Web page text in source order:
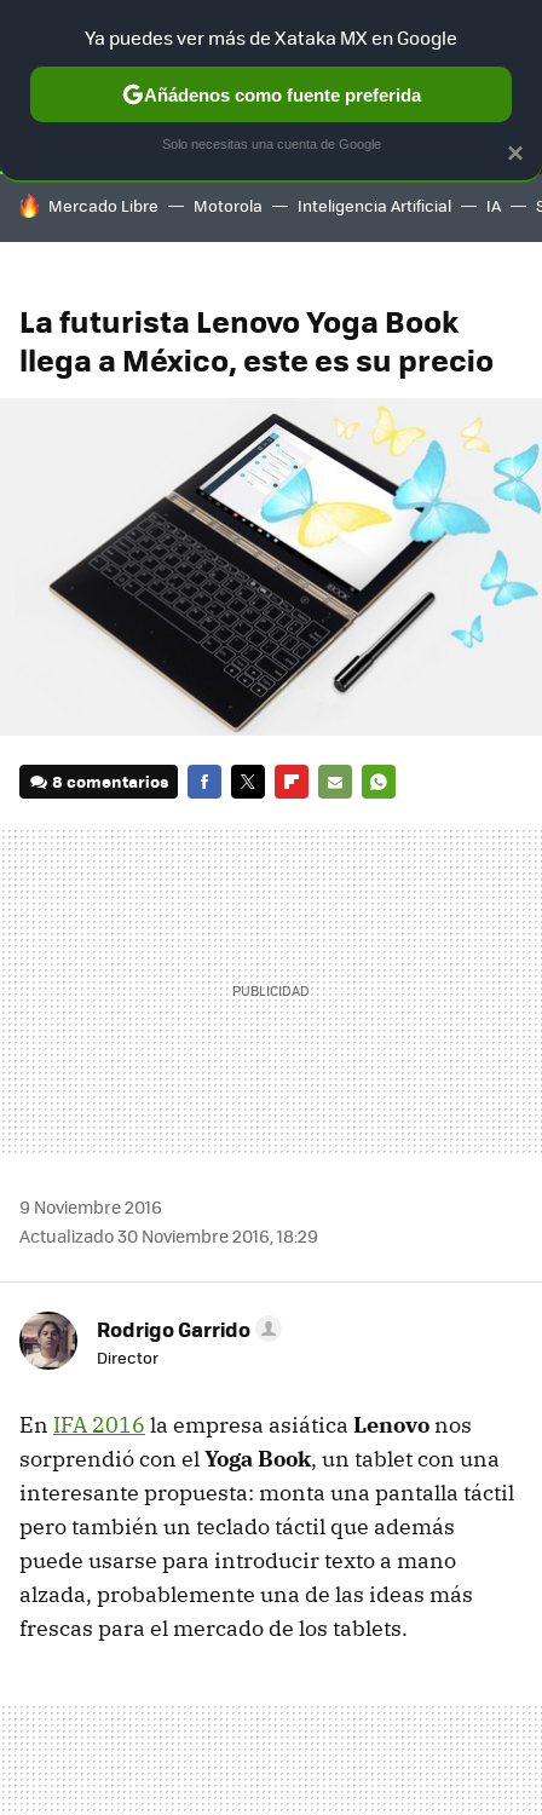
SELECCIÓN GAMING HOME AUTO TERRITORIO
HOY SE HABLA DE
Mercado Libre Motorola Inteligencia Artificial IA
La futurista Lenovo Yoga Book
llega a México, este es su precio
8 comentarios
MAIL
9 Noviembre 2016
Actualizado 30 Noviembre 2016, 18:29
Rodrigo Garrido
Director
En IFA 2016 la empresa asiática Lenovo nos
sorprendió con elYoga Book, un tablet con una
interesante propuesta: monta una pantalla táctil
pero también un teclado táctil que además
puede usarse para introducir texto a mano
alzada, probablemente una de las ideas más
frescas para el mercado de los tablets.
×
Ya puedes ver más de Xataka MX en Google
Añádenos como fuente preferida
Solo necesitas una cuenta de Google